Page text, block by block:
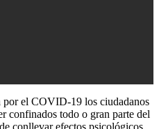
por el COVID-19 los ciudadanos
confinados todo o gran parte del
conllevar efectos psicológicos,